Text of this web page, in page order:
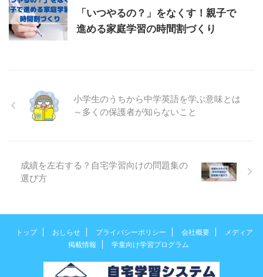
「いつやるの？」をなくす！親子で
進める家庭学習の時間割づくり
小学生のうちから中学英語を学ぶ意味とは
～多くの保護者が知らないこと
成績を左右する？自宅学習向けの問題集の
選び方
トップ おしらせ プライバシーポリシー 会社概要
メディア
掲載情報
学童向け学習プログラム